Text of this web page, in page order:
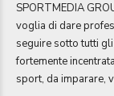
SPORTMEDIA
voglia di dare
seguire sotto tutti
fortemente
sport, da imparare,